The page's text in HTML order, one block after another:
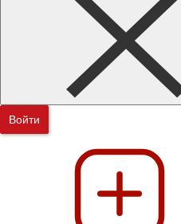
Войти